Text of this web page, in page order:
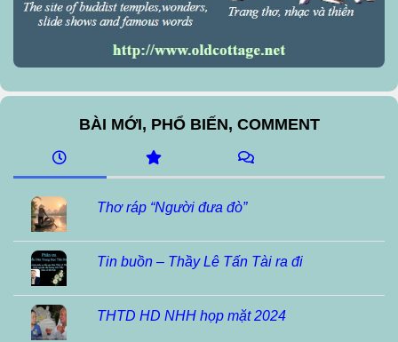
BÀI MỚI, PHỔ BIẾN, COMMENT
Thơ ráp “Người đưa đò”
Tin buồn – Thầy Lê Tấn Tài ra đi
THTD HD NHH họp mặt 2024